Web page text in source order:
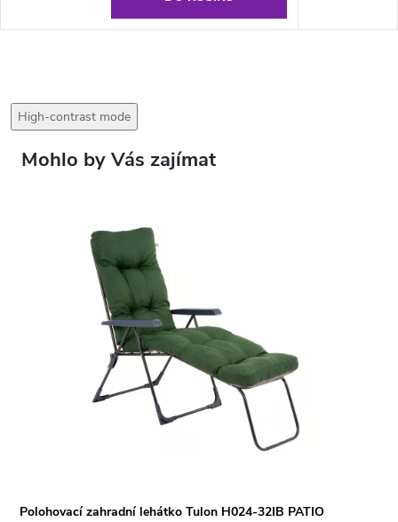
High-contrast mode
Polohovací zahradní lehátko Tulon H024-32IB PATIO